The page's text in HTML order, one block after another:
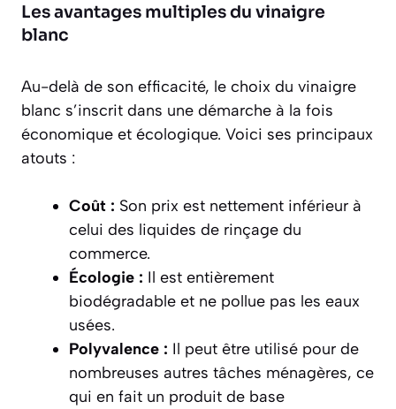
Les avantages multiples du vinaigre
blanc
Au-delà de son efficacité, le choix du vinaigre
blanc s’inscrit dans une démarche à la fois
économique et écologique. Voici ses principaux
atouts :
Coût : Son prix est nettement inférieur à
celui des liquides de rinçage du
commerce.
Écologie : Il est entièrement
biodégradable et ne pollue pas les eaux
usées.
Polyvalence : Il peut être utilisé pour de
nombreuses autres tâches ménagères, ce
qui en fait un produit de base